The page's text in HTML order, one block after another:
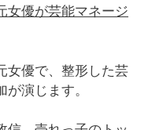
女優が芸能マネージ
優で、整形した芸
演じます。